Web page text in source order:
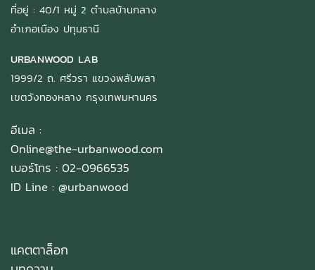
ที่อยู่ : 40/1 หมู่ 2 ตำบลบ้านกลาง
อำเภอเมือง ปทุมธานี
URBANWOOD LAB
1999/2 ถ. ศรีวรา แขวงพลับพลา
เขตวังทองหลาง กรุงเทพมหานคร
อีเมล :
Online@the-urbanwood.com
เบอร์โทร : 02-0966535
ID Line : @urbanwood
แคตตาล็อก